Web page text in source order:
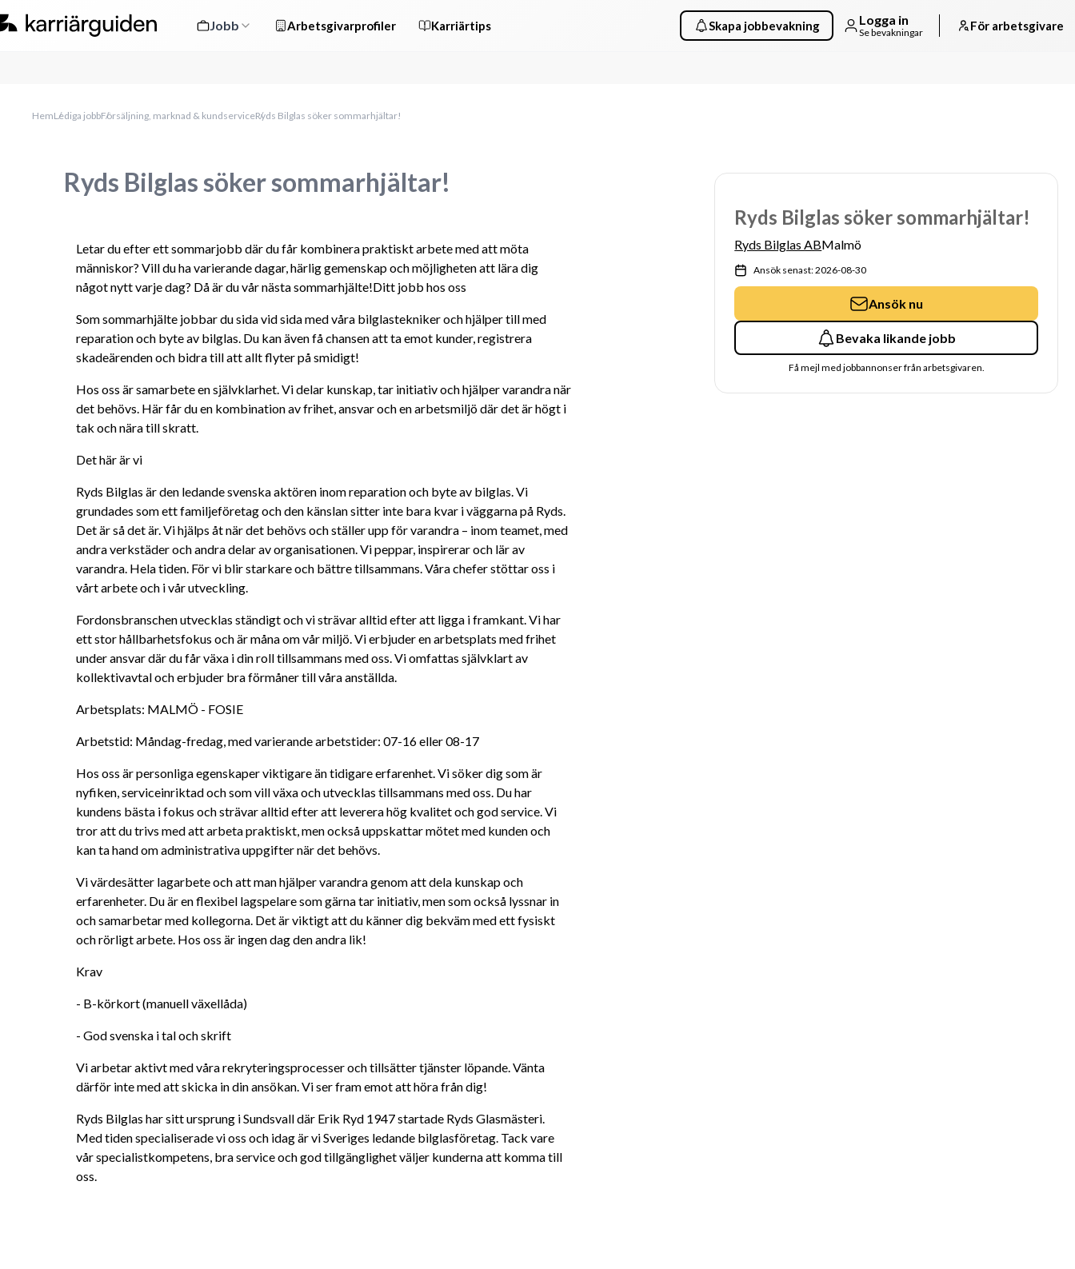
Jobb Arbetsgivarprofiler Karriärtips Skapa jobbevakning Logga in
Se bevakningar För arbetsgivare
HemLediga jobbFörsäljning, marknad & kundserviceRyds Bilglas söker sommarhjältar!
Ryds Bilglas söker sommarhjältar!
Letar du efter ett sommarjobb där du får kombinera praktiskt arbete med att möta
människor? Vill du ha varierande dagar, härlig gemenskap och möjligheten att lära dig
något nytt varje dag? Då är du vår nästa sommarhjälte!Ditt jobb hos oss
Som sommarhjälte jobbar du sida vid sida med våra bilglastekniker och hjälper till med
reparation och byte av bilglas. Du kan även få chansen att ta emot kunder, registrera
skadeärenden och bidra till att allt flyter på smidigt!
Hos oss är samarbete en självklarhet. Vi delar kunskap, tar initiativ och hjälper varandra när
det behövs. Här får du en kombination av frihet, ansvar och en arbetsmiljö där det är högt i
tak och nära till skratt.
Det här är vi
Ryds Bilglas är den ledande svenska aktören inom reparation och byte av bilglas. Vi
grundades som ett familjeföretag och den känslan sitter inte bara kvar i väggarna på Ryds.
Det är så det är. Vi hjälps åt när det behövs och ställer upp för varandra – inom teamet, med
andra verkstäder och andra delar av organisationen. Vi peppar, inspirerar och lär av
varandra. Hela tiden. För vi blir starkare och bättre tillsammans. Våra chefer stöttar oss i
vårt arbete och i vår utveckling.
Fordonsbranschen utvecklas ständigt och vi strävar alltid efter att ligga i framkant. Vi har
ett stor hållbarhetsfokus och är måna om vår miljö. Vi erbjuder en arbetsplats med frihet
under ansvar där du får växa i din roll tillsammans med oss. Vi omfattas självklart av
kollektivavtal och erbjuder bra förmåner till våra anställda.
Arbetsplats: MALMÖ - FOSIE
Arbetstid: Måndag-fredag, med varierande arbetstider: 07-16 eller 08-17
Hos oss är personliga egenskaper viktigare än tidigare erfarenhet. Vi söker dig som är
nyfiken, serviceinriktad och som vill växa och utvecklas tillsammans med oss. Du har
kundens bästa i fokus och strävar alltid efter att leverera hög kvalitet och god service. Vi
tror att du trivs med att arbeta praktiskt, men också uppskattar mötet med kunden och
kan ta hand om administrativa uppgifter när det behövs.
Vi värdesätter lagarbete och att man hjälper varandra genom att dela kunskap och
erfarenheter. Du är en flexibel lagspelare som gärna tar initiativ, men som också lyssnar in
och samarbetar med kollegorna. Det är viktigt att du känner dig bekväm med ett fysiskt
och rörligt arbete. Hos oss är ingen dag den andra lik!
Krav
- B-körkort (manuell växellåda)
- God svenska i tal och skrift
Vi arbetar aktivt med våra rekryteringsprocesser och tillsätter tjänster löpande. Vänta
därför inte med att skicka in din ansökan. Vi ser fram emot att höra från dig!
Ryds Bilglas har sitt ursprung i Sundsvall där Erik Ryd 1947 startade Ryds Glasmästeri.
Med tiden specialiserade vi oss och idag är vi Sveriges ledande bilglasföretag. Tack vare
vår specialistkompetens, bra service och god tillgänglighet väljer kunderna att komma till
oss.
Ryds Bilglas söker sommarhjältar!
Ryds Bilglas ABMalmö
Ansök senast: 2026-08-30
Ansök nu
Bevaka likande jobb
Få mejl med jobbannonser från arbetsgivaren.